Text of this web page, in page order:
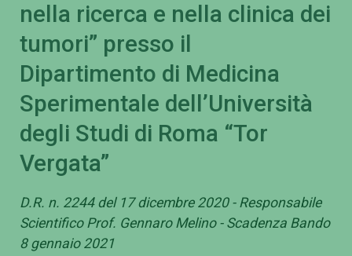
nella ricerca e nella clinica dei
tumori” presso il
Dipartimento di Medicina
Sperimentale dell’Università
degli Studi di Roma “Tor
Vergata”
D.R. n. 2244 del 17 dicembre 2020 - Responsabile
Scientifico Prof. Gennaro Melino - Scadenza Bando
8 gennaio 2021